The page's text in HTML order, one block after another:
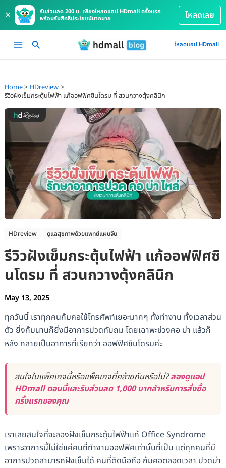
×
รับส่วนลด 200 บ. เพียงโหลดแอป HDmall ครั้งแรก
พร้อมรับสิทธิประโยชน์มากมาย
โหลดเลย
Main
โหลดแอป HDmall
Home
HDreview
รีวิวฝังเข็มกระตุ้นไฟฟ้า แก้ออฟฟิศซินโดรม ที่ สวนกวางตุ้งคลินิก
HDreview ดูแลสุขภาพด้วยแพทย์แผนจีน
รีวิวฝังเข็มกระตุ้นไฟฟ้า แก้ออฟฟิศซิ
นโดรม ที่ สวนกวางตุ้งคลินิก
May 13, 2025
ทุกวันนี้ เราทุกคนก้มคอใช้โทรศัพท์เยอะมากๆ ทั้งทำงาน ทั้งเวลาส่วน
ตัว ยิ่งก้มนานก็ยิ่งมีอาการปวดทับถม โดยเฉาพะช่วงคอ บ่า แล้วก็
หลัง กลายเป็นอาการที่เรียกว่า ออฟฟิศซินโดรมค่ะ
สนใจในแพ็คเกจนี้หรือแพ็คเกจที่คล้ายกันหรือไม่?ลองดูแอป
HDmall ตอนนี้และรับส่วนลด 1,000 บาทสำหรับการสั่งซื้อ
ครั้งแรกของคุณ
เราเลยสนใจที่จะลองฝังเข็มกระตุ้นไฟฟ้าแก้ Office Syndrome
เพราะอาการนี้ไม่ใช่แค่คนที่ทำงานออฟฟิศเท่านั้นที่เป็น แต่ทุกคนที่มี
อาการปวดสามารถฝังเข็มได้ คนที่ติดมือถือ ก้มคอตลอดเวลา ปวดบ่า